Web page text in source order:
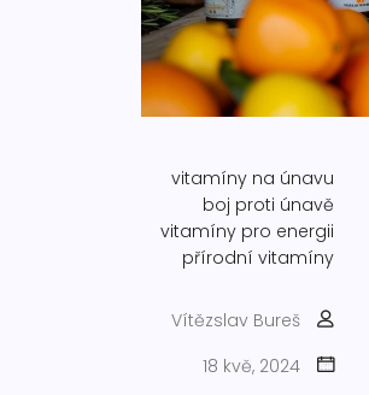
vitamíny na únavu
boj proti únavě
vitamíny pro energii
přírodní vitamíny
Vítězslav Bureš
18 kvě, 2024